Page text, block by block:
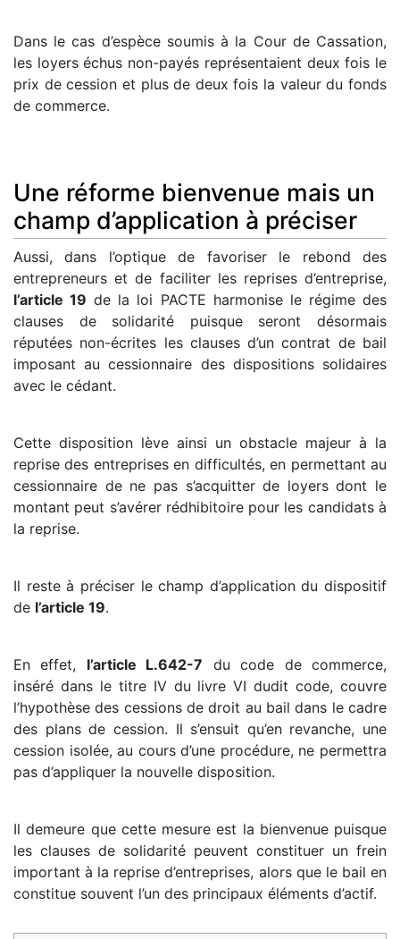
Dans le cas d’espèce soumis à la Cour de Cassation,
les loyers échus non-payés représentaient deux fois le
prix de cession et plus de deux fois la valeur du fonds
de commerce.
Une réforme bienvenue mais un
champ d’application à préciser
Aussi, dans l’optique de favoriser le rebond des
entrepreneurs et de faciliter les reprises d’entreprise,
l’article 19 de la loi PACTE harmonise le régime des
clauses de solidarité puisque seront désormais
réputées non-écrites les clauses d’un contrat de bail
imposant au cessionnaire des dispositions solidaires
avec le cédant.
Cette disposition lève ainsi un obstacle majeur à la
reprise des entreprises en difficultés, en permettant au
cessionnaire de ne pas s’acquitter de loyers dont le
montant peut s’avérer rédhibitoire pour les candidats à
la reprise.
Il reste à préciser le champ d’application du dispositif
de l’article 19.
En effet, l’article L.642-7 du code de commerce,
inséré dans le titre IV du livre VI dudit code, couvre
l’hypothèse des cessions de droit au bail dans le cadre
des plans de cession. Il s’ensuit qu’en revanche, une
cession isolée, au cours d’une procédure, ne permettra
pas d’appliquer la nouvelle disposition.
Il demeure que cette mesure est la bienvenue puisque
les clauses de solidarité peuvent constituer un frein
important à la reprise d’entreprises, alors que le bail en
constitue souvent l’un des principaux éléments d’actif.